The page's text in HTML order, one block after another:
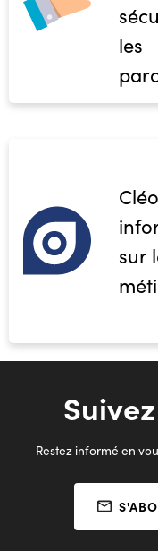
les
sur
Restez informé en